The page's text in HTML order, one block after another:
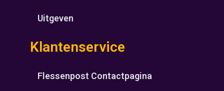
Uitgeven
Klantenservice
Flessenpost Contactpagina